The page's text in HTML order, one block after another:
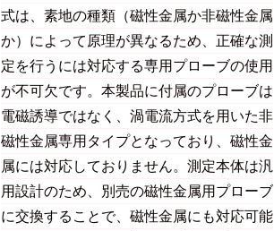
式は、素地の種類（磁性金属か非磁性金属
か）によって原理が異なるため、正確な測
定を行うには対応する専用プローブの使用
が不可欠です。本製品に付属のプローブは
電磁誘導ではなく、渦電流方式を用いた非
磁性金属専用タイプとなっており、磁性金
属には対応しておりません。測定本体は汎
用設計のため、別売の磁性金属用プローブ
に交換することで、磁性金属にも対応可能